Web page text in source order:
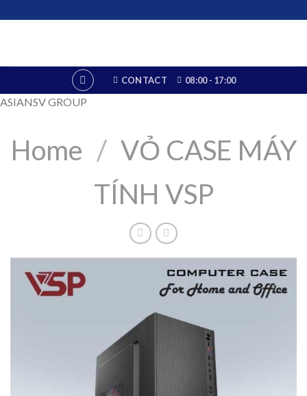
CONTACT 08:00 - 17:00
ASIANSV GROUP
Home / VỎ CASE MÁY
TÍNH VSP